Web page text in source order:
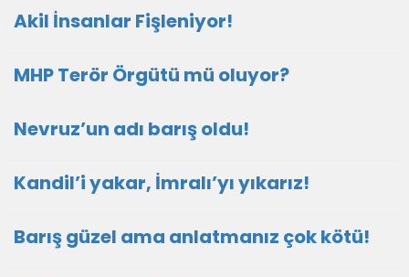
Akil İnsanlar Fişleniyor!
MHP Terör Örgütü mü oluyor?
Nevruz’un adı barış oldu!
Kandil’i yakar, İmralı’yı yıkarız!
Barış güzel ama anlatmanız çok kötü!